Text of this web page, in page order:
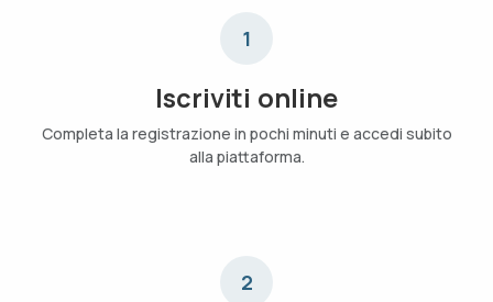
1
Iscriviti online
Completa la registrazione in pochi minuti e accedi subito
alla piattaforma.
2